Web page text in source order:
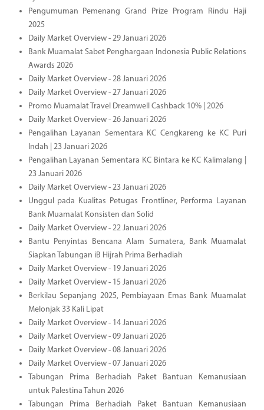
Pengumuman Pemenang Grand Prize Program Rindu Haji
2025
Daily Market Overview - 29 Januari 2026
Bank Muamalat Sabet Penghargaan Indonesia Public Relations
Awards 2026
Daily Market Overview - 28 Januari 2026
Daily Market Overview - 27 Januari 2026
Promo Muamalat Travel Dreamwell Cashback 10% | 2026
Daily Market Overview - 26 Januari 2026
Pengalihan Layanan Sementara KC Cengkareng ke KC Puri
Indah | 23 Januari 2026
Pengalihan Layanan Sementara KC Bintara ke KC Kalimalang |
23 Januari 2026
Daily Market Overview - 23 Januari 2026
Unggul pada Kualitas Petugas Frontliner, Performa Layanan
Bank Muamalat Konsisten dan Solid
Daily Market Overview - 22 Januari 2026
Bantu Penyintas Bencana Alam Sumatera, Bank Muamalat
Siapkan Tabungan iB Hijrah Prima Berhadiah
Daily Market Overview - 19 Januari 2026
Daily Market Overview - 15 Januari 2026
Berkilau Sepanjang 2025, Pembiayaan Emas Bank Muamalat
Melonjak 33 Kali Lipat
Daily Market Overview - 14 Januari 2026
Daily Market Overview - 09 Januari 2026
Daily Market Overview - 08 Januari 2026
Daily Market Overview - 07 Januari 2026
Tabungan Prima Berhadiah Paket Bantuan Kemanusiaan
untuk Palestina Tahun 2026
Tabungan Prima Berhadiah Paket Bantuan Kemanusiaan